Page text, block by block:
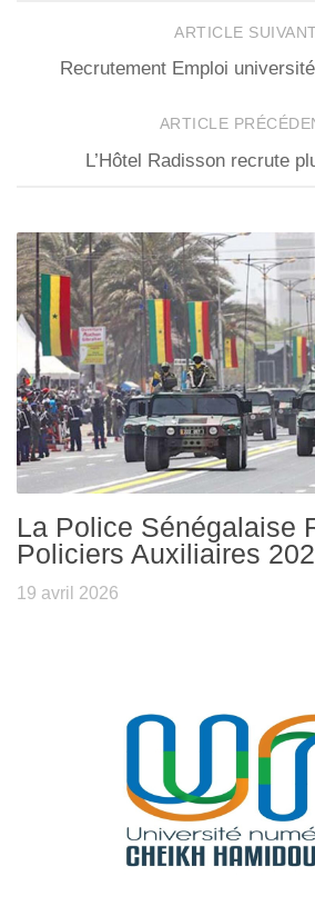
ARTICLE SUIVANT
Recrutement Emploi
ARTICLE
L’Hôtel Radisson recrute
La Police Sénégalaise
Policiers Auxiliaires
19 avril 2026